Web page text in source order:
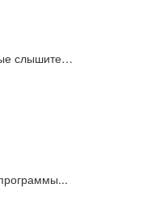
слышите…